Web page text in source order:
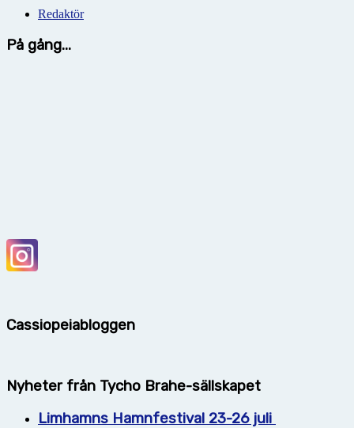
Redaktör
På gång...
Cassiopeiabloggen
Nyheter från Tycho Brahe-sällskapet
Limhamns Hamnfestival 23-26 juli